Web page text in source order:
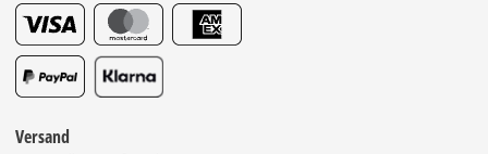
Versand